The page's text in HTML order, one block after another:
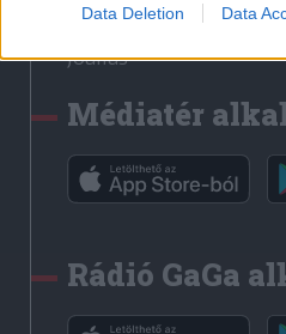
Data Deletion Data
Rádió GaGa
Jóállás
Médiatér
Rádió GaGa